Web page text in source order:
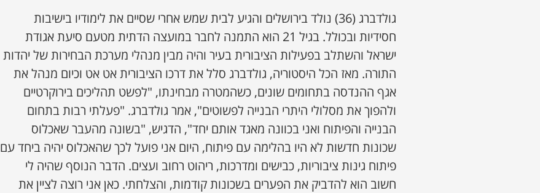
גולדברג (36) נולד בירושלים והגיע לבית שמש אחרי שסיים את לימודיו בישיבות
חסידיות ובכולל. בגיל 21 הוא התמנה לחבר במועצה הדתית מטעם סיעת אגודת
ישראל והשתלב בפעילות הציבורית בעיר והיה מבין מנהלי מערכת הבחירות של יהדות
התורה. מאז הכל היסטוריה, גולדברג סלל את דרכו הציבורית אט אט וכיום מנהל את
אגף ההנדסה בתחומים שונים, כשהמטרה מבחינתו, "לפשט תהליכים בירוקרטיים
ולהפוך את מסלולי היתרי הבנייה לפשוטים", אמר גולדברג. "פעלתי רבות בתחום
הבנייה והפיתוח ואני בכוונה מאגד אותם יחד", הדגיש, "בשונה מהעבר שאכלוס
שכונות חדשות לא היו בהלימה עם פיתוח, היום אני פועל לכך שהאכלוס יהיה ביחד עם
פיתוח גינות ציבוריות, כבישים ומדרכות, ריהוט רחוב ועצים. הדבר הנוסף שהיה לי
חשוב הוא להדביק את הפערים בשכונות קודמות, והצלחתי. כאן אני רוצה לציין את